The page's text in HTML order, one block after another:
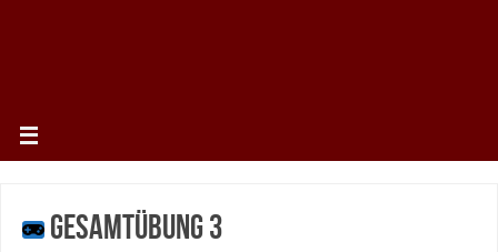
Gesamtübung 3